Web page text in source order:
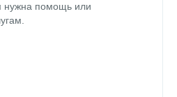
нужна помощь или